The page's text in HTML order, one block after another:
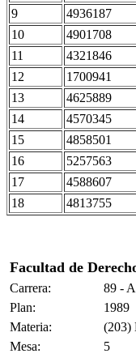
9 4936187
10 4901708
11 4321846
12 1700941
13 4625889
14 4570345
15 4858501
16 5257563
17 4588607
18 4813755
Facultad de
Carrera:
89 -
Plan:
1989
Materia:
(203)
Mesa:
5